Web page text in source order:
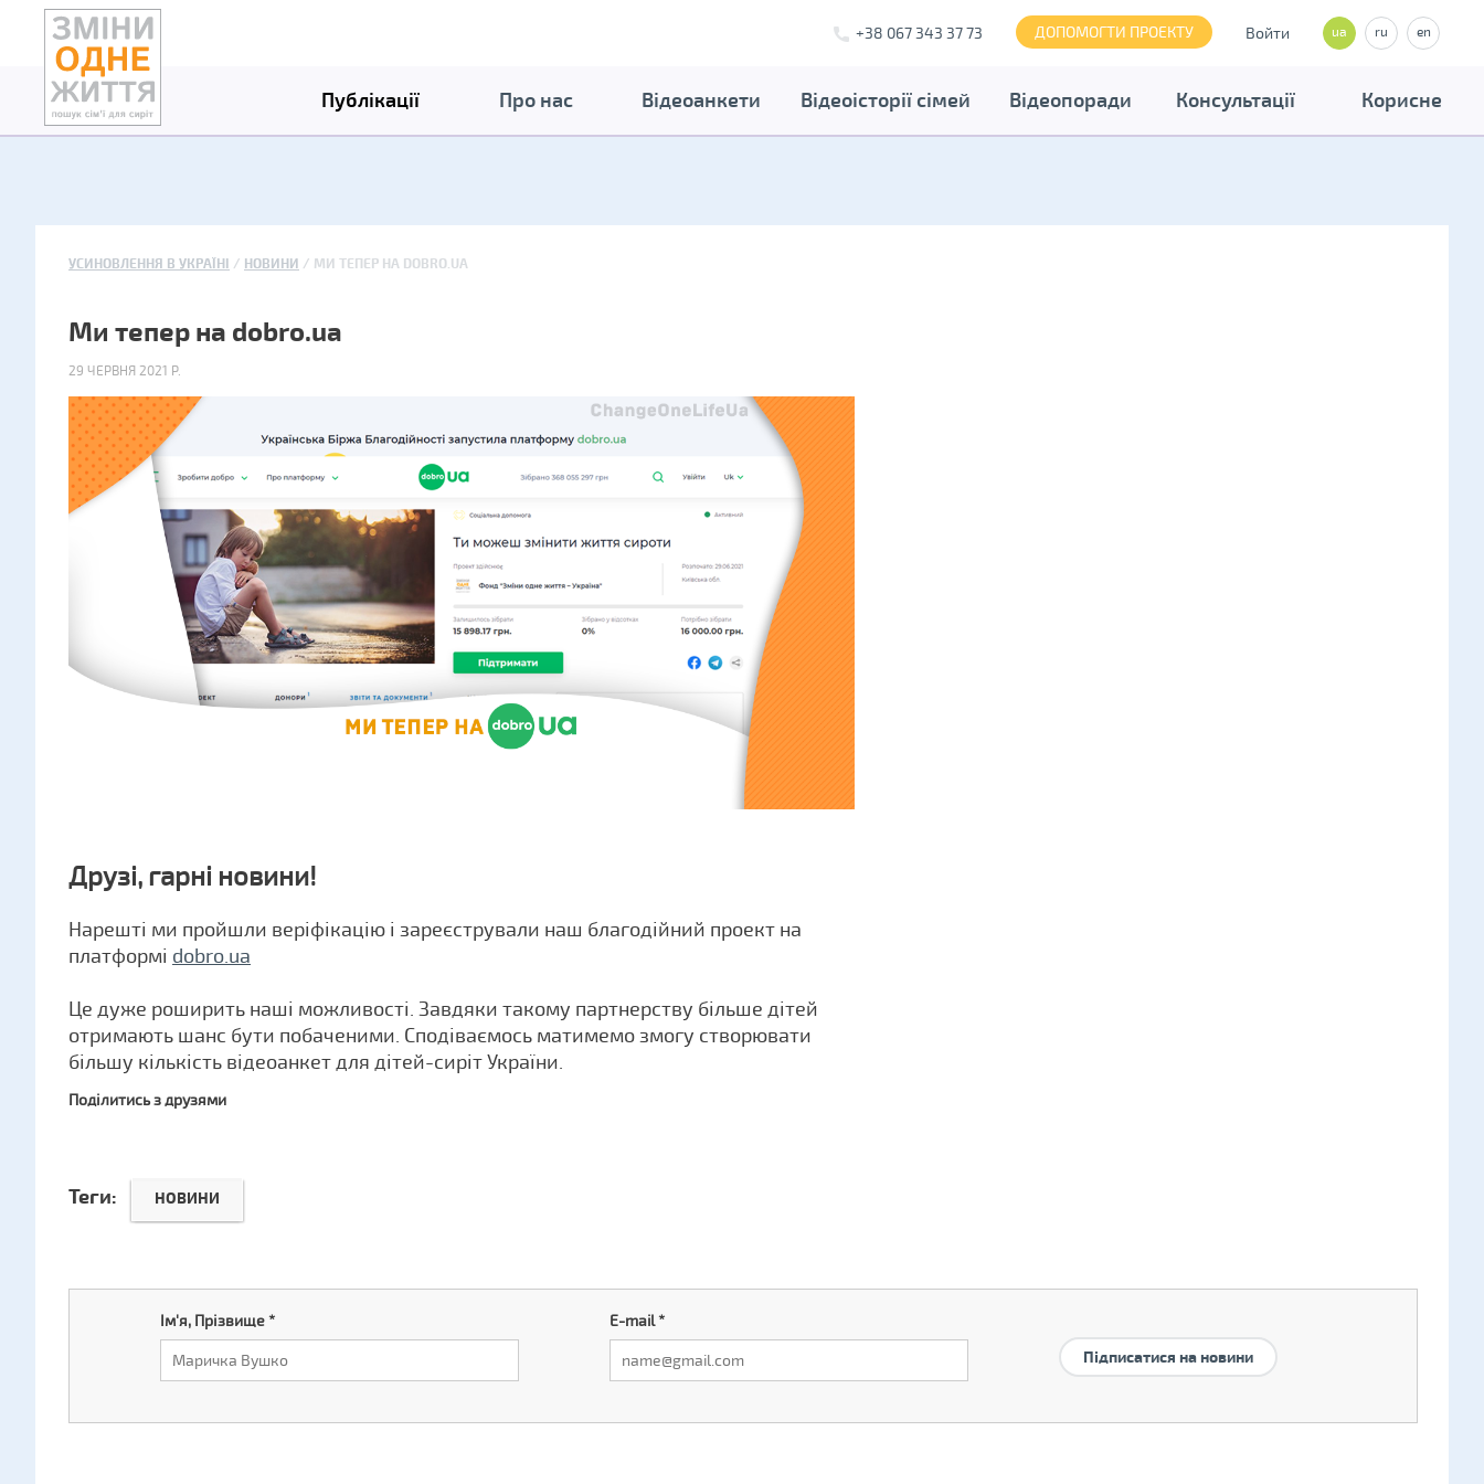
+38 067 343 37 73 ДОПОМОГТИ ПРОЕКТУ Войти ua ru en
Публікації Про нас Відеоанкети Відеоісторії сімей Відеопоради Консультації Корисне
УСИНОВЛЕННЯ В УКРАЇНІ НОВИНИ МИ ТЕПЕР НА DOBRO.UA
Ми тепер на dobro.ua
29 ЧЕРВНЯ 2021 Р.
Друзі, гарні новини!
Нарешті ми пройшли веріфікацію і зареєстрували наш благодійний проект на
платформі dobro.ua
Це дуже роширить наші можливості. Завдяки такому партнерству більше дітей
отримають шанс бути побаченими. Сподіваємось матимемо змогу створювати
більшу кількість відеоанкет для дітей-сиріт України.
Поділитись з друзями
Теги: НОВИНИ
Ім'я, Прізвище* E-mail*
Підписатися на новини